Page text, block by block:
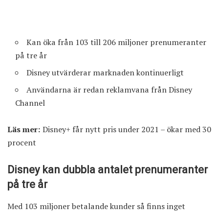
Kan öka från 103 till 206 miljoner prenumeranter
på tre år
Disney utvärderar marknaden kontinuerligt
Användarna är redan reklamvana från Disney
Channel
Läs mer: Disney+ får nytt pris under 2021 – ökar med 30
procent
Disney kan dubbla antalet prenumeranter
på tre år
Med 103 miljoner betalande kunder så finns inget